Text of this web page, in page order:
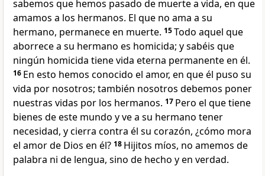
sabemos que hemos pasado de muerte a vida, en que
amamos a los hermanos. El que no ama a su
hermano, permanece en muerte. 15Todo aquel que
aborrece a su hermano es homicida; y sabéis que
ningún homicida tiene vida eterna permanente en él.
16 En esto hemos conocido el amor, en que él puso su
vida por nosotros; también nosotros debemos poner
nuestras vidas por los hermanos. 17 Pero el que tiene
bienes de este mundo y ve a su hermano tener
necesidad, y cierra contra él su corazón, ¿cómo mora
el amor de Dios en él? 18 Hijitos míos, no amemos de
palabra ni de lengua, sino de hecho y en verdad.